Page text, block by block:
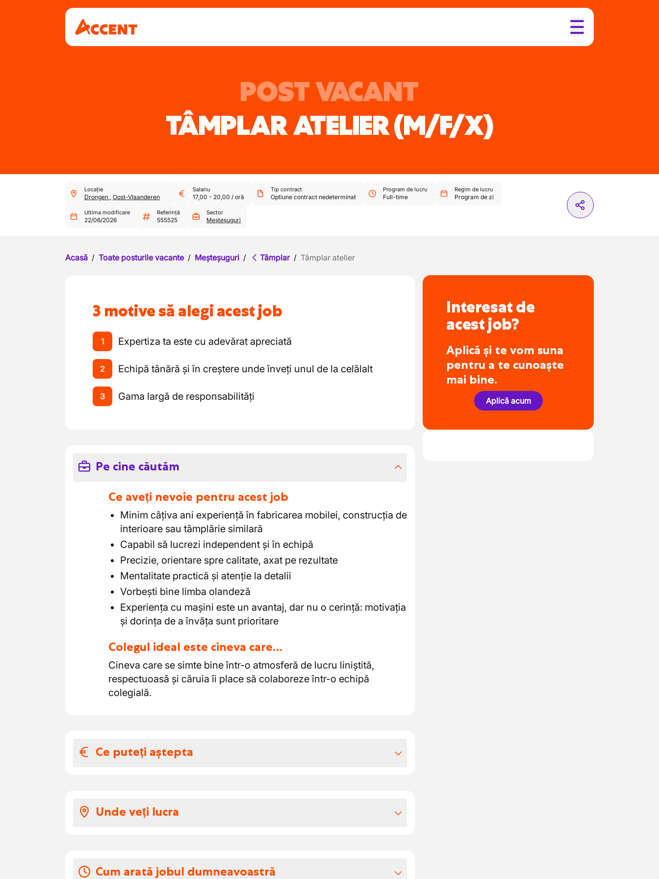
POST VACANT
TÂMPLAR ATELIER(M/F/X)
Locație
Drongen , Oost-Vlaanderen
Salariu
17,00 - 20,00 / oră
Tip contract
Optiune contract nedeterminat
Program de lucru
Full-time
Regim de lucru
Program de zi
Ultima modificare
22/06/2026
Referință
555525
Sector
Meșteșuguri
Acasă / Toate posturile vacante / Meșteșuguri / Tâmplar / Tâmplar atelier
3 motive să alegi acest job
1 Expertiza ta este cu adevărat apreciată
2 Echipă tânără și în creștere unde înveți unul de la celălalt
3 Gama largă de responsabilități
Pe cine căutăm
Ce aveți nevoie pentru acest job
Minim câțiva ani experiență în fabricarea mobilei, construcția de
interioare sau tâmplărie similară
Capabil să lucrezi independent și în echipă
Precizie, orientare spre calitate, axat pe rezultate
Mentalitate practică și atenție la detalii
Vorbești bine limba olandeză
Experiența cu mașini este un avantaj, dar nu o cerință: motivația
și dorința de a învăța sunt prioritare
Colegul ideal este cineva care…
Cineva care se simte bine într-o atmosferă de lucru liniștită,
respectuoasă și căruia îi place să colaboreze într-o echipă
colegială.
Ce puteți aștepta
Zile de închidere colectivă, mergem în concediul de construcții
Unde veți lucra
Toată lumea se cunoaște, atmosfera este liniștită și informală.
Cum arată jobul dumneavoastră
Interesat de
acest job?
Aplică și te vom suna
pentru a te cunoaște
mai bine.
Aplică acum